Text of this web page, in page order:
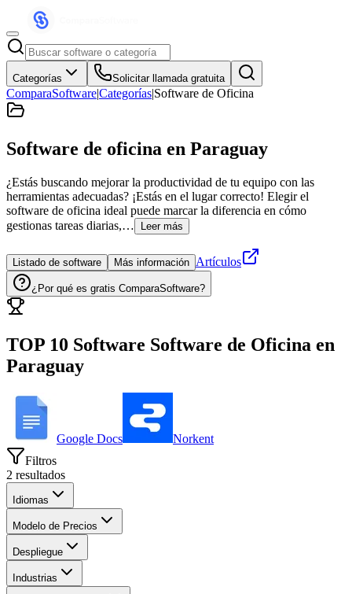
Categorías Solicitar llamada gratuita
ComparaSoftware|Categorías|Software de Oficina
Software de oficina en Paraguay
¿Estás buscando mejorar la productividad de tu equipo con las
herramientas adecuadas? ¡Estás en el lugar correcto! Elegir el
software de oficina ideal puede marcar la diferencia en cómo
gestionas tareas diarias,…
Leer más
Listado de software Más información Artículos
¿Por qué es gratis ComparaSoftware?
TOP 10 Software Software de Oficina en
Paraguay
Google Docs
Norkent
Filtros
2 resultados
Idiomas
Modelo de Precios
Despliegue
Industrias